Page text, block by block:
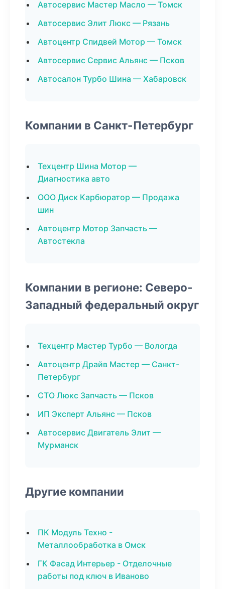
Автосервис Мастер Масло — Томск
Автосервис Элит Люкс — Рязань
Автоцентр Спидвей Мотор — Томск
Автосервис Сервис Альянс — Псков
Автосалон Турбо Шина — Хабаровск
Компании в Санкт-Петербург
Техцентр Шина Мотор —
Диагностика авто
ООО Диск Карбюратор — Продажа
шин
Автоцентр Мотор Запчасть —
Автостекла
Компании в регионе: Северо-
Западный федеральный округ
Техцентр Мастер Турбо — Вологда
Автоцентр Драйв Мастер — Санкт-
Петербург
СТО Люкс Запчасть — Псков
ИП Эксперт Альянс — Псков
Автосервис Двигатель Элит —
Мурманск
Другие компании
ПК Модуль Техно -
Металлообработка в Омск
ГК Фасад Интерьер - Отделочные
работы под ключ в Иваново